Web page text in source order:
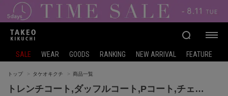
SALE WEAR GOODS RANKING NEW ARRIVAL FEATURE
トップ タケオキクチ 商品一覧
トレンチコート,ダッフルコート,Pコート,チェスターコート,ステンカラーコート,モッズコート,レインコート,中綿コート,ノーカラーコート,フーデットコート,スタンドカラーコート